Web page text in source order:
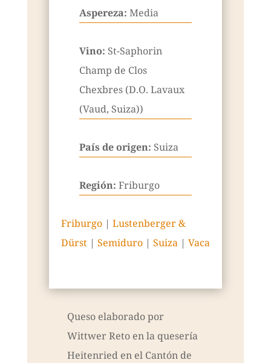
Aspereza: Media
Vino: St-Saphorin
Champ de Clos
Chexbres (D.O. Lavaux
(Vaud, Suiza))
País de origen: Suiza
Región: Friburgo
Friburgo| Lustenberger &
Dürst| Semiduro| Suiza| Vaca
Queso elaborado por
Wittwer Reto en la quesería
Heitenried en el Cantón de